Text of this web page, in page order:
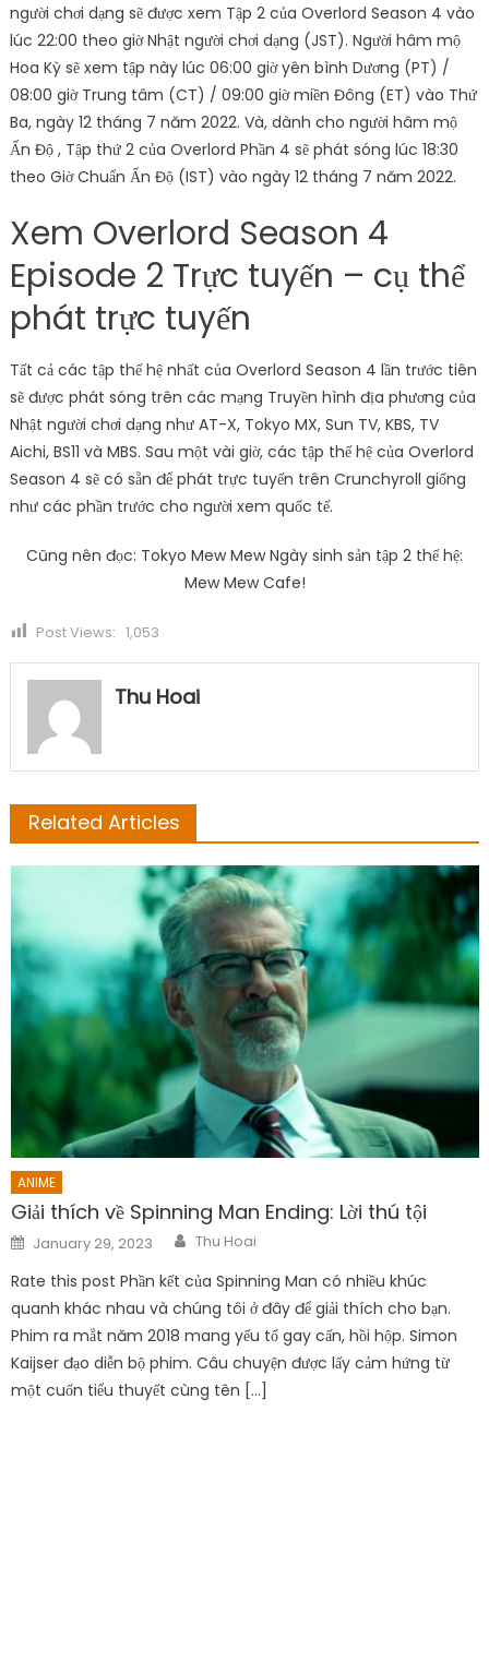
người chơi dạng sẽ được xem Tập 2 của Overlord Season 4 vào
lúc 22:00 theo giờ Nhật người chơi dạng (JST). Người hâm mộ
Hoa Kỳ sẽ xem tập này lúc 06:00 giờ yên bình Dương (PT) /
08:00 giờ Trung tâm (CT) / 09:00 giờ miền Đông (ET) vào Thứ
Ba, ngày 12 tháng 7 năm 2022. Và, dành cho người hâm mộ
Ấn Độ , Tập thứ 2 của Overlord Phần 4 sẽ phát sóng lúc 18:30
theo Giờ Chuẩn Ấn Độ (IST) vào ngày 12 tháng 7 năm 2022.
Xem Overlord Season 4
Episode 2 Trực tuyến – cụ thể
phát trực tuyến
Tất cả các tập thế hệ nhất của Overlord Season 4 lần trước tiên
sẽ được phát sóng trên các mạng Truyền hình địa phương của
Nhật người chơi dạng như AT-X, Tokyo MX, Sun TV, KBS, TV
Aichi, BS11 và MBS. Sau một vài giờ, các tập thế hệ của Overlord
Season 4 sẽ có sẵn để phát trực tuyến trên Crunchyroll giống
như các phần trước cho người xem quốc tế.
Cũng nên đọc: Tokyo Mew Mew Ngày sinh sản tập 2 thế hệ:
Mew Mew Cafe!
Post Views: 1,053
Thu Hoai
Related Articles
ANIME
Giải thích về Spinning Man Ending: Lời thú tội
Posted
on
January 29, 2023 Author
Thu Hoai
Rate this post Phần kết của Spinning Man có nhiều khúc
quanh khác nhau và chúng tôi ở đây để giải thích cho bạn.
Phim ra mắt năm 2018 mang yếu tố gay cấn, hồi hộp. Simon
Kaijser đạo diễn bộ phim. Câu chuyện được lấy cảm hứng từ
một cuốn tiểu thuyết cùng tên […]